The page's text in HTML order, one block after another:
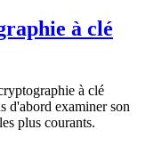
à clé
à clé
d'abord examiner son
plus courants.